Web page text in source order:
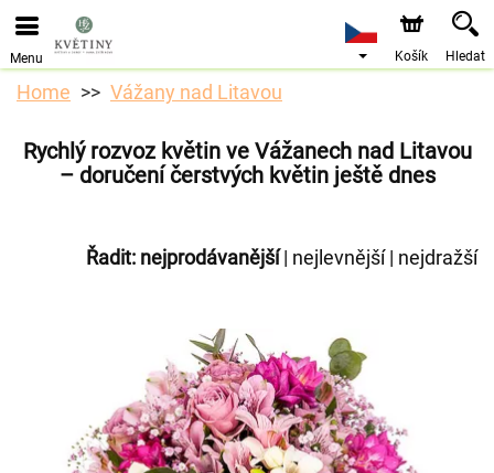
Objednávky přes e-shop přijímáme. Nejbližší možné
doručení je od 10.8.2026 z důvodu dovolené.
Menu Košík Hledat
Home Vážany nad Litavou
Rychlý rozvoz květin ve Vážanech nad Litavou
– doručení čerstvých květin ještě dnes
Řadit: nejprodávanější| nejlevnější| nejdražší